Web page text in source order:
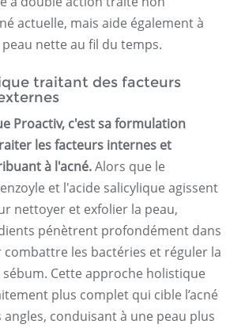
actuelle, mais aide également à
nette au fil du temps.
traitant des facteurs
Proactiv, c'est sa formulation
les facteurs internes et
à l'acné.Alors que le
et l'acide salicylique agissent
nettoyer et exfolier la peau,
pénètrent profondément dans
combattre les bactéries et réguler la
Cette approche holistique
plus complet qui cible l’acné
conduisant à une peau plus